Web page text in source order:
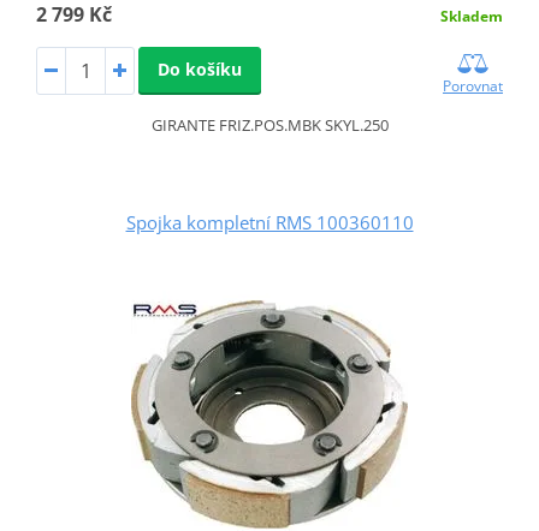
2 799 Kč Skladem
Do košíku
Porovnat
GIRANTE FRIZ.POS.MBK SKYL.250
Spojka kompletní RMS 100360110